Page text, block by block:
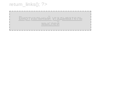
return_links(); ?>
Виртуальный угадыватель
мыслей